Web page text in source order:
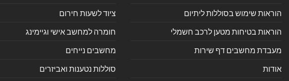
הוראות שימוש בסוללות ליתיום
הוראות בטיחות מטען לרכב חשמלי
מעבדת מחשבים דף שירות
אודות
ציוד לשעות חירום
חומרה למחשב אישי וגיימינג
מחשבים נייחים
סוללות נטענות ואביזרים